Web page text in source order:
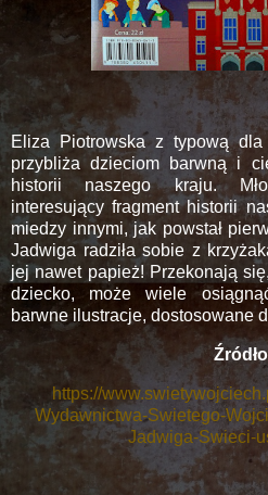
Eliza Piotrowska z typową
przybliża dzieciom barwną i
historii naszego kraju.
interesujący fragment historii
miedzy innymi, jak powstał
Jadwiga radziła sobie z
jej nawet papież! Przekonają
dziecko, może wiele
barwne ilustracje, dostosowane
https://
Wydawnictwa-Swietego-
Jadwiga-Swieci-